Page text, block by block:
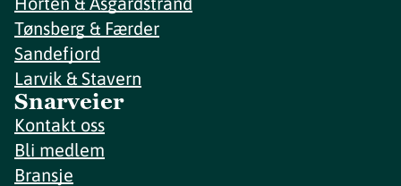
Tønsberg & Færder
Sandefjord
Larvik & Stavern
Snarveier
Kontakt oss
Bli medlem
Bransje